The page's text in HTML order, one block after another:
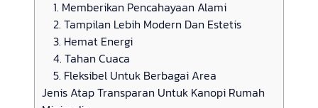
1. Memberikan Pencahayaan Alami
2. Tampilan Lebih Modern Dan Estetis
3. Hemat Energi
4. Tahan Cuaca
5. Fleksibel Untuk Berbagai Area
Jenis Atap Transparan Untuk Kanopi Rumah